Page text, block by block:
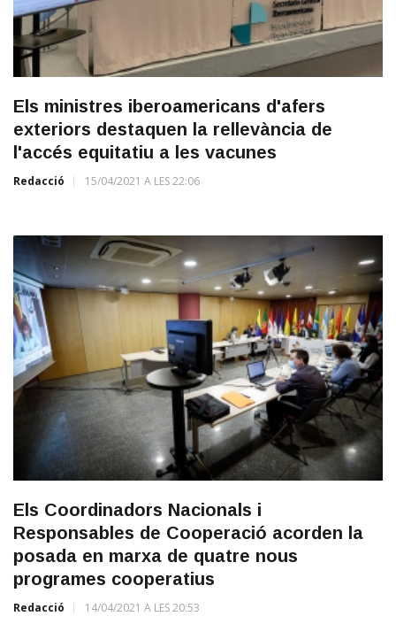
Els ministres iberoamericans d'afers
exteriors destaquen la rellevància de
l'accés equitatiu a les vacunes
Redacció 15/04/2021 A LES 22:06
Els Coordinadors Nacionals i
Responsables de Cooperació acorden la
posada en marxa de quatre nous
programes cooperatius
Redacció 14/04/2021 A LES 20:53